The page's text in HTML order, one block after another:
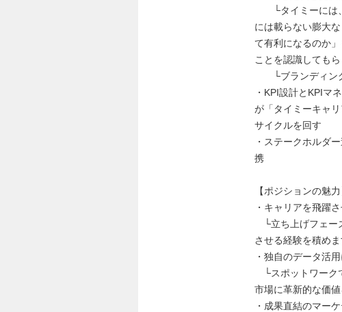
└タイミーには、
には載らない膨大
て有利になるのか
ことを認識しても
└ブランディング
・KPI設計とKPIマ
が「タイミーキャ
サイクルを回す
・ステークホルダ
携
【ポジションの魅力
・キャリアを飛躍
└立ち上げフェー
させる経験を積めま
・独自のデータ活
└スポットワーク
市場に革新的な価値
・成果直結のマー